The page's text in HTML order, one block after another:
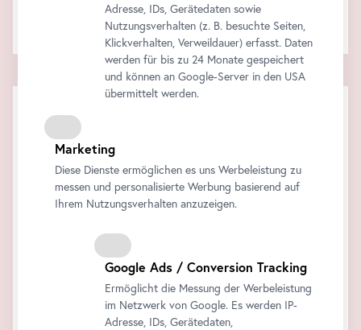
Kontaktieren Sie uns!Adresse, IDs, Gerätedaten sowie
Nutzungsverhalten (z. B. besuchte Seiten,
Klickverhalten, Verweildauer) erfasst. Daten
werden für bis zu 24 Monate gespeichert
und können an Google-Server in den USA
übermittelt werden.
Marketing
Diese Dienste ermöglichen es uns Werbeleistung zu
messen und personalisierte Werbung basierend auf
Ihrem Nutzungsverhalten anzuzeigen.
Google Ads / Conversion Tracking
Ermöglicht die Messung der Werbeleistung
im Netzwerk von Google. Es werden IP-
Adresse, IDs, Gerätedaten,